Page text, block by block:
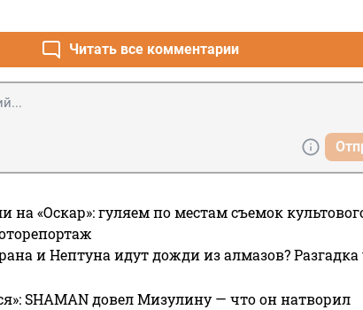
Читать все комментарии
на «Оскар»: гуляем по местам съемок
и Нептуна идут дожди из алмазов?
SHAMAN довел Мизулину — что он натворил